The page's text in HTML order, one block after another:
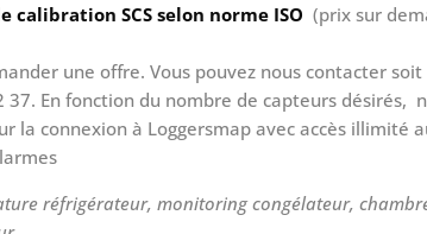
calibration SCS selon norme ISO (prix sur
une offre. Vous pouvez nous contacter
En fonction du nombre de capteurs désirés,
la connexion à Loggersmap avec accès illimité
réfrigérateur, monitoring congélateur,